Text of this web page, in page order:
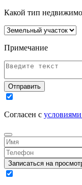
Какой тип
Примечание
Отправить
Согласен с
Записаться на